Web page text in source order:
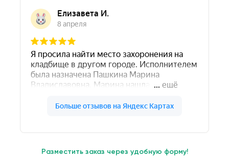
Разместить заказ через удобную форму!